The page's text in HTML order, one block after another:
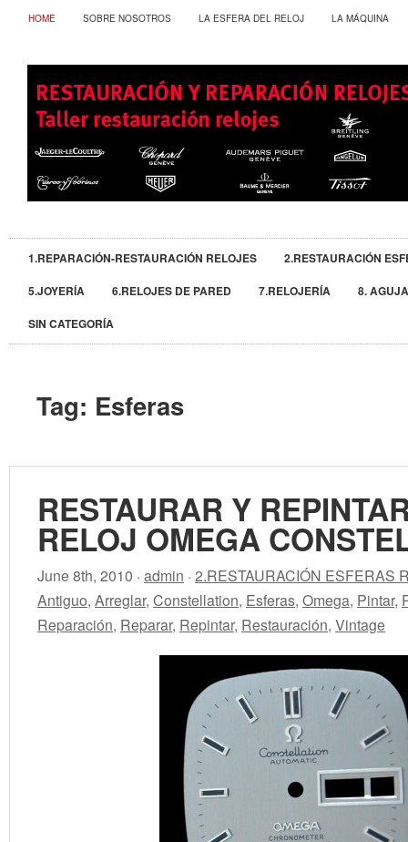
HOME SOBRE NOSOTROS LA ESFERA DEL RELOJ LA MÁQUINA
1.REPARACIÓN-RESTAURACIÓN RELOJES
2.RESTAURACIÓN
5.JOYERÍA
6.RELOJES DE PARED 7.RELOJERÍA
8.
SIN CATEGORÍA
Tag: Esferas
RESTAURAR Y
RELOJ OMEGA
June 8th, 2010 · admin · 2.RESTAURACIÓN ESFERAS
Antiguo, Arreglar, Constellation, Esferas, Omega, Pintar,
Reparación, Reparar, Repintar, Restauración, Vintage